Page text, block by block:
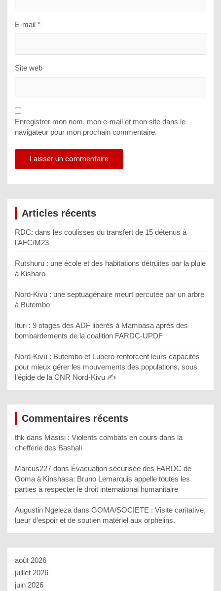
E-mail *
Site web
Enregistrer mon nom, mon e-mail et mon site dans le
navigateur pour mon prochain commentaire.
Articles récents
RDC: dans les coulisses du transfert de 15 détenus à
l’AFC/M23
Rutshuru : une école et des habitations détruites par la pluie
à Kisharo
Nord-Kivu : une septuagénaire meurt percutée par un arbre
à Butembo
Ituri : 9 otages des ADF libérés à Mambasa après des
bombardements de la coalition FARDC-UPDF
Nord-Kivu : Butembo et Lubero renforcent leurs capacités
pour mieux gérer les mouvements des populations, sous
l’égide de la CNR Nord-Kivu ✍️
Commentaires récents
thk dans Masisi : Violents combats en cours dans la
chefferie des Bashali
Marcus227 dans Évacuation sécurisée des FARDC de
Goma à Kinshasa: Bruno Lemarquis appelle toutes les
parties à respecter le droit international humanitaire
Augustin Ngeleza dans GOMA/SOCIETE : Visite caritative,
lueur d’espoir et de soutien matériel aux orphelins.
août 2026
juillet 2026
juin 2026